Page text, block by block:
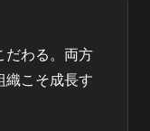
だわる。両方
織こそ成長す